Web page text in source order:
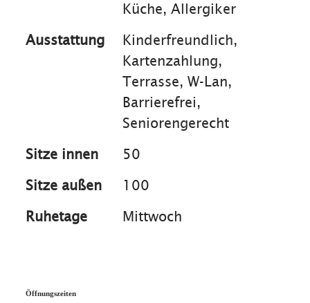
Wir freuen uns auf Ihren Besuch.
Küche, Allergiker
Ausstattung
Kinderfreundlich,
Kartenzahlung,
Terrasse, W-Lan,
Barrierefrei,
Seniorengerecht
Sitze innen
50
Sitze außen
100
Ruhetage
Mittwoch
Öffnungszeiten